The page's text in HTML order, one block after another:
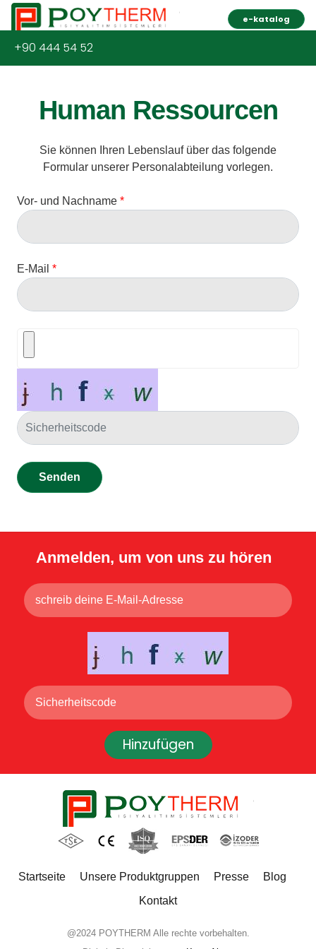
e-katalog
+90 444 54 52
Human Ressourcen
Sie können Ihren Lebenslauf über das folgende
Formular unserer Personalabteilung vorlegen.
Vor- und Nachname *
E-Mail *
Senden
Anmelden, um von uns zu hören
Hinzufügen
Startseite Unsere Produktgruppen Presse
Blog
Kontakt
@2024 POYTHERM Alle rechte vorbehalten.